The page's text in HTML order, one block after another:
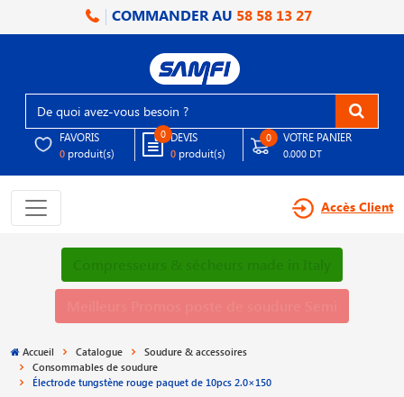
COMMANDER AU 58 58 13 27
FAVORIS
0 produit(s)
0 DEVIS
0 produit(s)
0 VOTRE PANIER
0.000 DT
Accès Client
Accueil Catalogue
Soudure & accessoires
Consommables de soudure
Électrode tungstène rouge paquet de 10pcs 2.0×150